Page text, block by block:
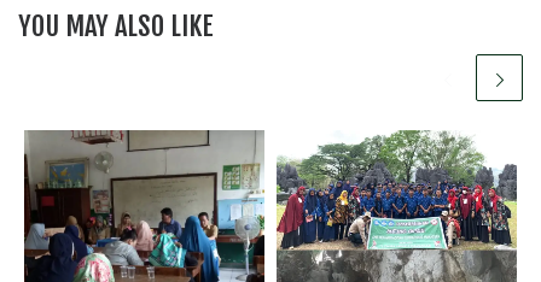
YOU MAY ALSO LIKE